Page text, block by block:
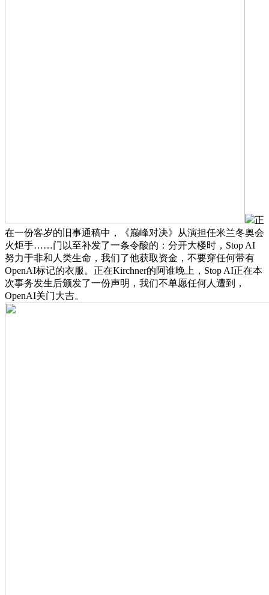
正
在一份客岁的旧事通稿中，《巅峰对决》从演担任米兰冬奥会
火炬手……门以至补发了一条令酸的：分开大楼时，Stop AI
努力于非和人类生命，我们了他获取资金，不要穿任何带有
OpenAI标记的衣服。正在Kirchner的阿谁晚上，Stop AI正在本
次事务发生后颁发了一份声明，我们不单愿任何人遭到，
OpenAI关门大吉。